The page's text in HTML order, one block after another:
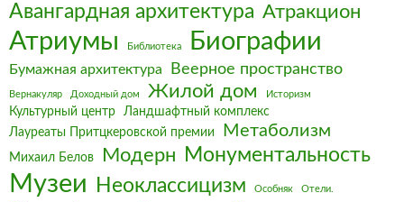
Авангардная архитектура Атракцион
Атриумы Библиотека Биографии
Бумажная архитектура Веерное пространство
Вернакуляр Доходный дом Жилой дом Историзм
Культурный центр
Ландшафтный комплекс
Лауреаты Притцкеровской премии
Метаболизм
Михаил Белов Модерн Монументальность
Музеи Неоклассицизм Особняк Отели.